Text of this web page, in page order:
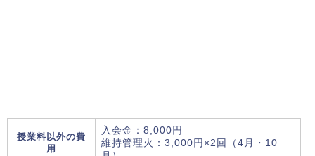
授業料以外の費
用
入会金：8,000円
維持管理火：3,000円×2回（4月・10